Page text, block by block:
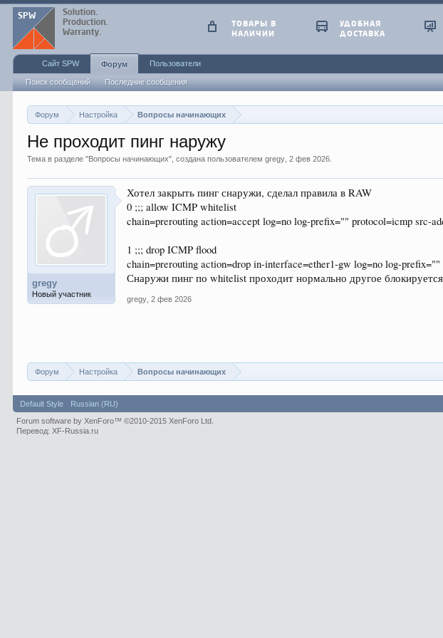
Форум Настройка Вопросы начинающих
Не проходит пинг наружу
Тема в разделе "Вопросы начинающих", создана пользователемgregy ,2 фев 2026
gregy
Новый участник
Хотел закрыть пинг снаружи, сделал правила в RAW
0 ;;; allow ICMP whitelist
chain=prerouting action=accept log=no log-prefix="" protocol=icmp src-
1 ;;; drop ICMP flood
chain=prerouting action=drop in-interface=ether1-gw log=no log-
Снаружи пинг по whitelist проходит нормально другое
gregy 2 фев 2026
Форум Настройка Вопросы начинающих
ТОВАРЫ В
НАЛИЧИИ
УДОБНАЯ
ДОСТАВКА
Сайт SPW Форум
Поиск сообщений Последние сообщения
Пользователи
Default Style Russian (RU)
Forum software by XenForo™©2010-2015 XenForo Ltd.
Перевод:XF-Russia.ru